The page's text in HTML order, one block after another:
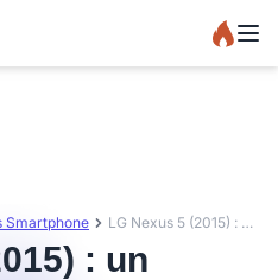
Smartphone LG Nexus 5 (2015) : un Snapdragon 620 plutôt que 820 ?
: un